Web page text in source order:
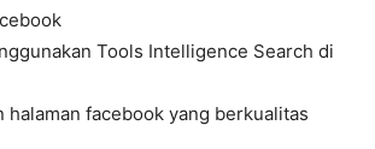
Tools Intelligence Search di
halaman facebook yang berkualitas